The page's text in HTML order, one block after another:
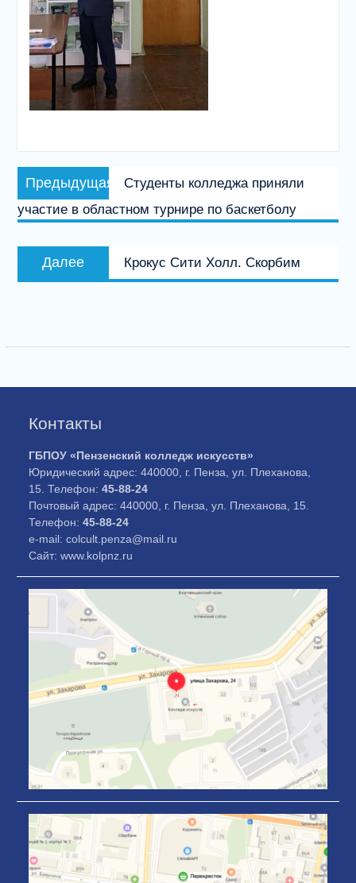
Навигация
по
записям
Предыдущая
запись:
Студенты колледжа приняли
участие в областном турнире по баскетболу
Далее
запись:
Крокус Сити Холл. Скорбим
Контакты
ГБПОУ «Пензенский колледж искусств»
Юридический адрес: 440000, г. Пенза, ул. Плеханова,
15. Телефон:45-88-24
Почтовый адрес: 440000, г. Пенза, ул. Плеханова, 15.
Телефон:45-88-24
e-mail: colcult.penza@mail.ru
Сайт: www.kolpnz.ru